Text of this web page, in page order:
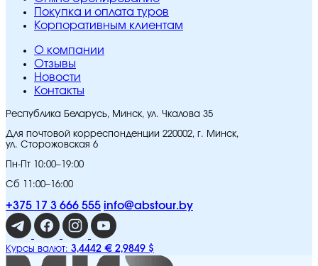
Покупка и оплата туров
Корпоративным клиентам
O компании
Отзывы
Новости
Контакты
Республика Беларусь, Минск, ул. Чкалова 35
Для почтовой корреспонденции 220002, г. Минск,
ул. Сторожовская 6
Пн-Пт 10:00–19:00
Сб 11:00–16:00
+375 17 3 666 555 info@abstour.by
Курсы валют: 3,4442 € 2,9849 $